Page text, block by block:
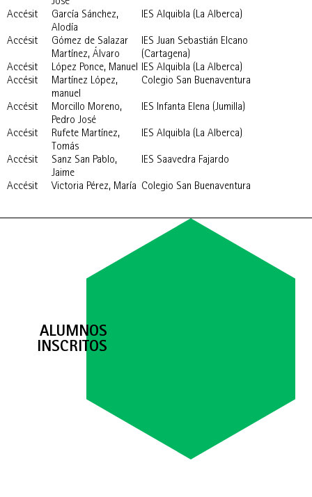
José
Accésit
García Sánchez,
Alodía
IES Alquibla (La Alberca)
Accésit
Gómez de Salazar
Martínez, Álvaro
IES Juan Sebastián Elcano
(Cartagena)
Accésit
López Ponce, Manuel IES Alquibla (La Alberca)
Accésit
Martínez López,
manuel
Colegio San Buenaventura
Accésit
Morcillo Moreno,
Pedro José
IES Infanta Elena (Jumilla)
Accésit
Rufete Martínez,
Tomás
IES Alquibla (La Alberca)
Accésit
Sanz San Pablo,
Jaime
IES Saavedra Fajardo
Accésit Victoria Pérez, María Colegio San Buenaventura
ALUMNOS
INSCRITOS